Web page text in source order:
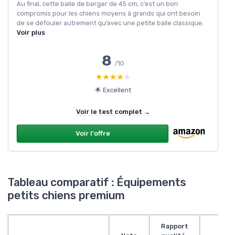
Au final, cette balle de berger de 45 cm, c’est un bon
compromis pour les chiens moyens à grands qui ont besoin
de se défouler autrement qu’avec une petite balle classique.
Voir plus
8 /10
★★★★★
★★★★★
🌟 Excellent
Voir le test complet →
Voir l'offre
Tableau comparatif : Équipements
petits chiens premium
Rapport